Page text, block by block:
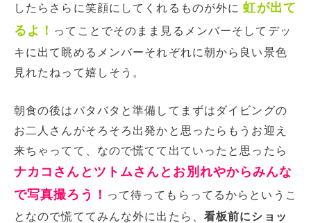
したらさらに笑顔にしてくれるものが外に虹が出て
るよ！ ってことでそのまま見るメンバーそしてデッ
キに出て眺めるメンバーそれぞれに朝から良い景色
見れたねって嬉しそう。
朝食の後はバタバタと準備してまずはダイビングの
お二人さんがそろそろ出発かと思ったらもうお迎え
来ちゃってて、なので慌てて出ていったと思ったら
ナカコさんとツトムさんとお別れやからみんな
で写真撮ろう！ って待ってもらってるからというこ
となので慌ててみんな外に出たら、 看板前にショッ